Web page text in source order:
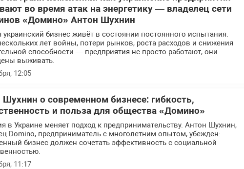
во время атак на энергетику — владелец сети
«Домино» Антон Шухнин
украинский бизнес живёт в состоянии постоянного испытания.
лет войны, потери рынков, роста расходов и снижения
способности — предприятия не просто работают, они
выживать.
12:05
Шухнин о современном бизнесе: гибкость,
и польза для общества «Домино»
в Украине меняет подход к предпринимательству. Антон Шухнин,
Domino, предприниматель с многолетним опытом, убежден:
бизнес должен сочетать эффективность с социальной
11:17